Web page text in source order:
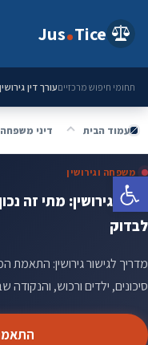
פתח סרגל נגישות
Jus Tice
תחומי חיפוש מרכזייםעורך דין גירושין
עמוד הבית דיני משפחה
משפחה וגירושין
גישור גירושין: מתי זה
לבדוק
מדריך לגישור גירושין: התאמת
סיכונים, ילדים ורכוש, והנקודה